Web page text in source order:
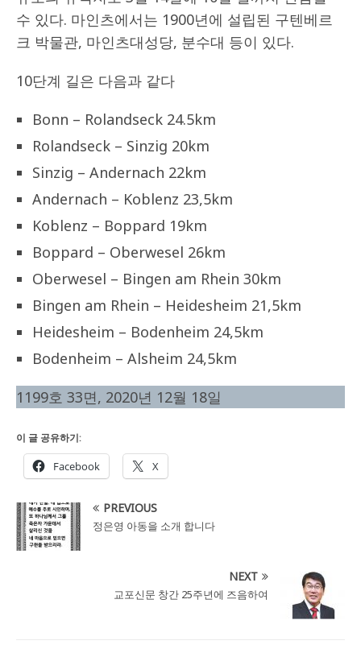
수 있다. 마인츠에서는 1900년에 설립된 구텐베르
크 박물관, 마인츠대성당, 분수대 등이 있다.
10단계 길은 다음과 같다
Bonn – Rolandseck 24.5km
Rolandseck – Sinzig 20km
Sinzig – Andernach 22km
Andernach – Koblenz 23,5km
Koblenz – Boppard 19km
Boppard – Oberwesel 26km
Oberwesel – Bingen am Rhein 30km
Bingen am Rhein – Heidesheim 21,5km
Heidesheim – Bodenheim 24,5km
Bodenheim – Alsheim 24,5km
1199호 33면, 2020년 12월 18일
이 글 공유하기:
Facebook X
PREVIOUS
정은영 아동을 소개 합니다
NEXT
교포신문 창간 25주년에 즈음하여